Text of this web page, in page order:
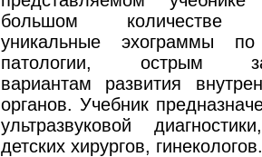
большом количестве
уникальные эхограммы
патологии, острым
вариантам развития
органов. Учебник
ультразвуковой
детских хирургов, гинекологов.